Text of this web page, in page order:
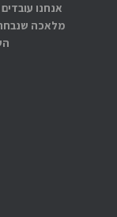
אנחנו
מלאכה